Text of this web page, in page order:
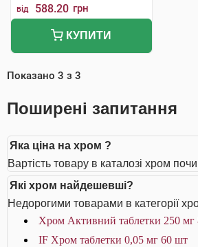
від 588.20 грн
КУПИТИ
Показано 3 з 3
Поширені запитання
Яка ціна на хром ?
Вартість товару в каталозі хром
Які хром найдешевші?
Недорогими товарами в категорії
Хром Активний таблетки 250 мг
IF Хром таблетки 0,05 мг 60 шт